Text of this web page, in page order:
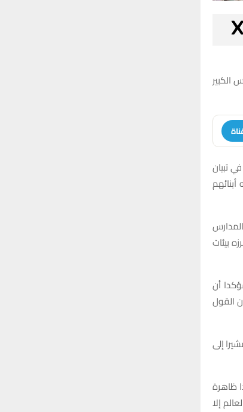
الكبير
تبيان
بيئات
أن
القول
إلى
ظاهرة
إلا